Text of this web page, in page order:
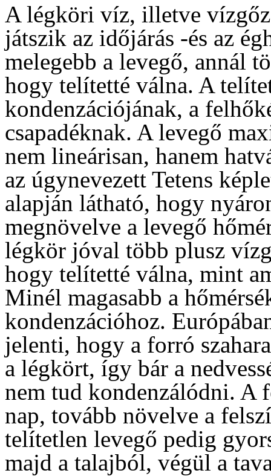
A légköri víz, illetve
játszik az időjárás -és az
melegebb a levegő, annál
hogy telítetté válna. A
kondenzációjának, a
csapadéknak. A levegő
nem lineárisan, hanem
az úgynevezett Tetens
alapján látható, hogy
megnövelve a levegő
légkör jóval több plusz
hogy telítetté válna, mint
Minél magasabb a
kondenzációhoz.
jelenti, hogy a forró
a légkört, így bár a
nem tud kondenzálódni. A
nap, tovább növelve a
telítetlen levegő pedig
majd a talajból, végül a